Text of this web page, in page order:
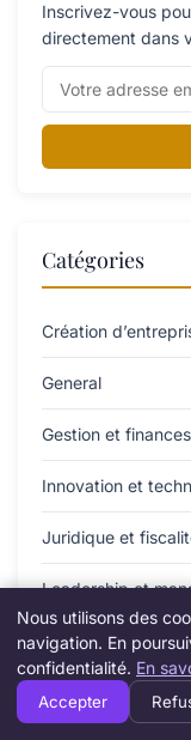
Inscrivez-vous
directement dans
Catégories
Création
General
Gestion et finances
Innovation et
Juridique et
Leadership et
Marketing et
Stratégie et
Nous utilisons des
navigation. En
confidentialité. En
Accepter